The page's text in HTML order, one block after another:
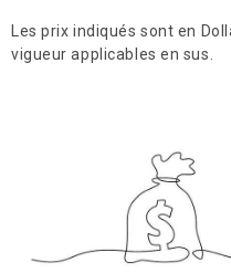
Les prix indiqués sont en
vigueur applicables en sus.